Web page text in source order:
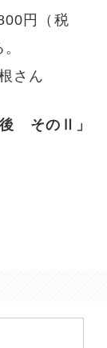
円（税
さん
後 そのⅡ」